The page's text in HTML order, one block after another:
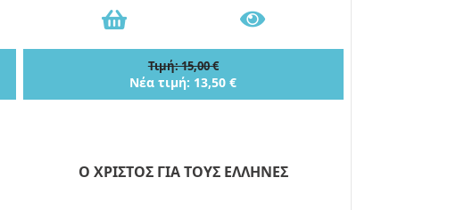
Τιμή: 15,00 €
Νέα τιμή: 13,50 €
Ο ΧΡΙΣΤΟΣ ΓΙΑ ΤΟΥΣ ΕΛΛΗΝΕΣ